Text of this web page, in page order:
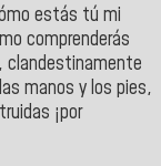
estás tú mi
comprenderás
clandestinamente
manos y los pies,
¡por